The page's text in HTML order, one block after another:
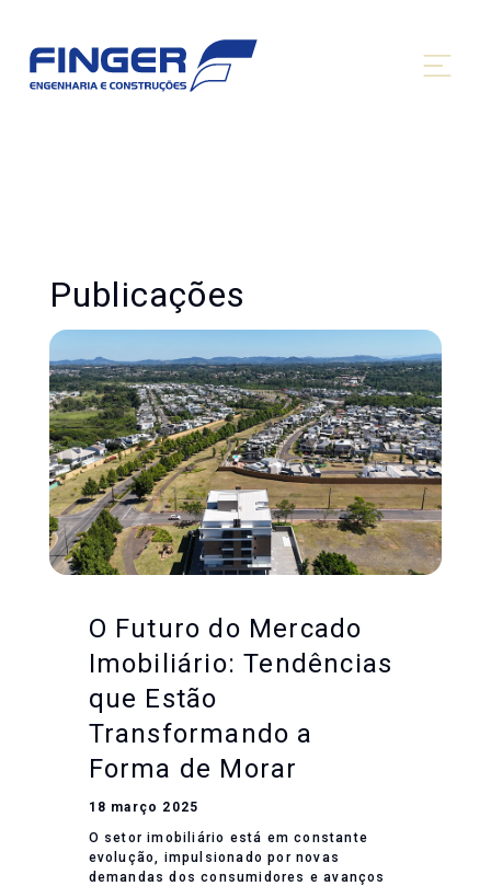
Publicações
O Futuro do Mercado
Imobiliário: Tendências
que Estão
Transformando a
Forma de Morar
18 março 2025
O setor imobiliário está em constante
evolução, impulsionado por novas
demandas dos consumidores e avanços